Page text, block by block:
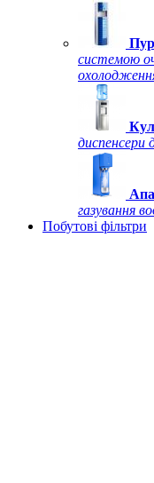
системою
диспенсери
газування
Побутові фільтри